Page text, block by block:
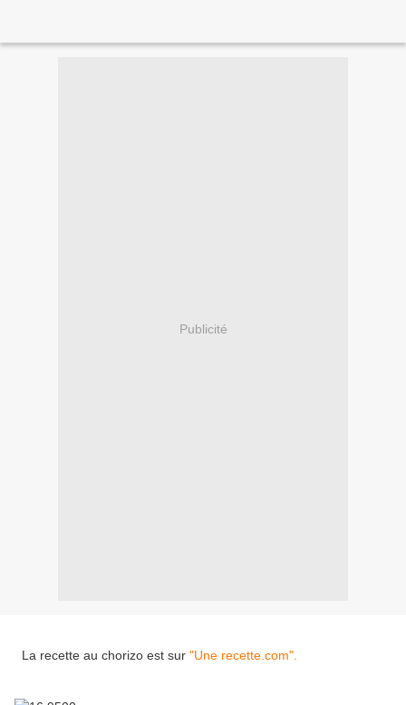
Publicité
La recette au chorizo est sur "Une recette.com".